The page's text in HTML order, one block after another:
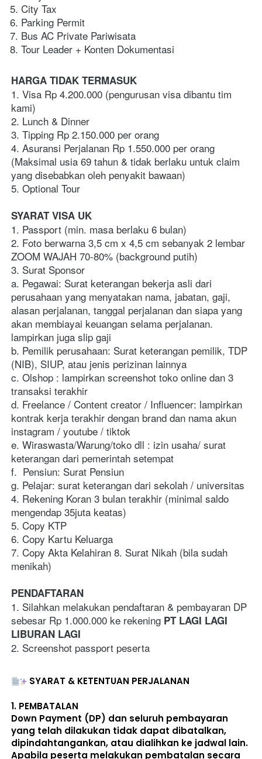
City Tax
Parking Permit
Bus AC Private Pariwisata
Tour Leader + Konten Dokumentasi
HARGA TIDAK TERMASUK
1. Visa Rp 4.200.000 (pengurusan visa dibantu tim
kami)
2. Lunch & Dinner
3. Tipping Rp 2.150.000 per orang
4. Asuransi Perjalanan Rp 1.550.000 per orang
(Maksimal usia 69 tahun & tidak berlaku untuk claim
yang disebabkan oleh penyakit bawaan)
5. Optional Tour
SYARAT VISA UK
1. Passport (min. masa berlaku 6 bulan)
2. Foto berwarna 3,5 cm x 4,5 cm sebanyak 2 lembar
ZOOM WAJAH 70-80% (background putih)
3. Surat Sponsor
a. Pegawai: Surat keterangan bekerja asli dari
perusahaan yang menyatakan nama, jabatan, gaji,
alasan perjalanan, tanggal perjalanan dan siapa yang
lampirkan juga slip gaji
b. Pemilik perusahaan: Surat keterangan pemilik, TDP
(NIB), SIUP, atau jenis perizinan lainnya
c. Olshop : lampirkan screenshot toko online dan 3
transaksi terakhir
d. Freelance / Content creator / Influencer: lampirkan
kontrak kerja terakhir dengan brand dan nama akun
instagram / youtube / tiktok
e. Wiraswasta/Warung/toko dll : izin usaha/ surat
keterangan dari pemerintah setempat
f.  Pensiun: Surat Pensiun
g. Pelajar: surat keterangan dari sekolah / universitas
4. Rekening Koran 3 bulan terakhir (minimal saldo
mengendap 35juta keatas)
5. Copy KTP
6. Copy Kartu Keluarga
7. Copy Akta Kelahiran 8. Surat Nikah (bila sudah
menikah)
PENDAFTARAN
1. Silahkan melakukan pendaftaran & pembayaran DP
sebesar Rp 1.000.000 ke rekening PT LAGI LAGI
LIBURAN LAGI
2. Screenshot passport peserta
SYARAT & KETENTUAN PERJALANAN
1. PEMBATALAN
Down Payment (DP) dan seluruh pembayaran
yang telah dilakukan tidak dapat dibatalkan,
dipindahtangankan, atau dialihkan ke jadwal lain.
Apabila peserta melakukan pembatalan secara